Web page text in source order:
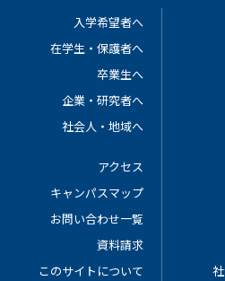
入学希望者へ
在学生・保護者へ
卒業生へ
企業・研究者へ
社会人・地域へ
アクセス
キャンパスマップ
お問い合わせ一覧
資料請求
このサイトについて